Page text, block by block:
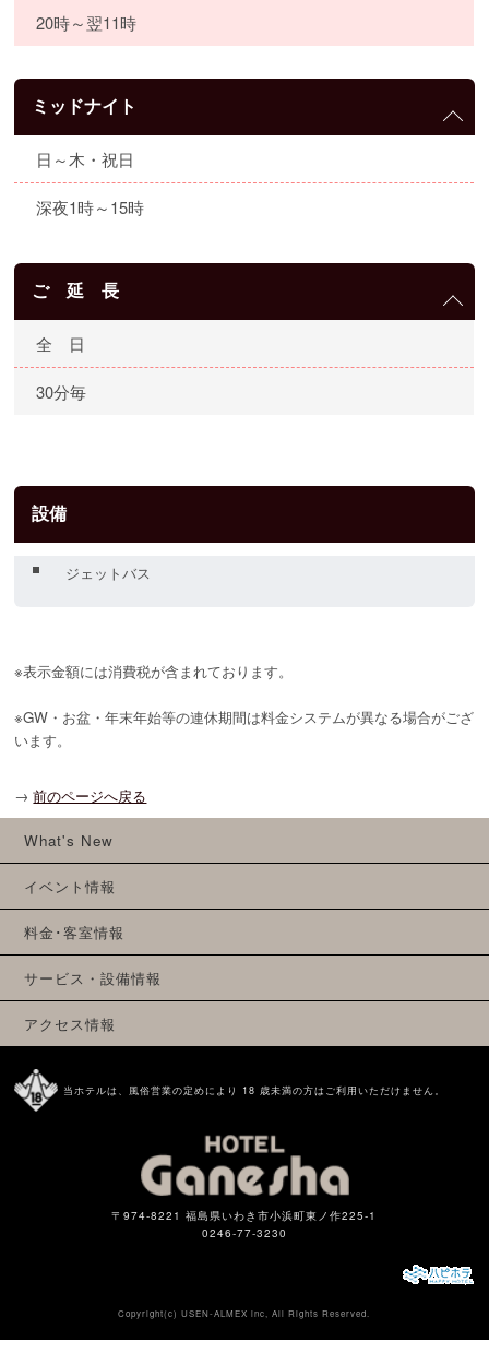
20時～翌11時
ミッドナイト
日～木・祝日
深夜1時～15時
ご 延 長
全 日
30分毎
設備
ジェットバス
※表示金額には消費税が含まれております。
※GW・お盆・年末年始等の連休期間は料金システムが異なる場合がござ
います。
→ 前のページへ戻る
What's New
イベント情報
料金･客室情報
サービス・設備情報
アクセス情報
当ホテルは、風俗営業の定めにより 18 歳未満の方はご利用いただけません。
〒974-8221 福島県いわき市小浜町東ノ作225-1
0246-77-3230
Copyright(c)USEN-ALMEX inc, All Rights Reserved.